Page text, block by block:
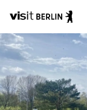
Salta
al
contenuto
principale
Portale
ufficiale
del
turismo
di
Berlino